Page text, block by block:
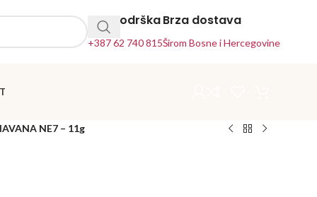
24h Podrška
+387 62 740 815
Brza dostava
Širom Bosne i Hercegovine
NE7 – 11g